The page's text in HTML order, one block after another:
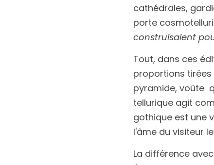
cathédrales,
construisaient
Tout, dans ces
proportions tirées
pyramide, voûte
tellurique agit
gothique est une
l'âme du visiteur
La différence